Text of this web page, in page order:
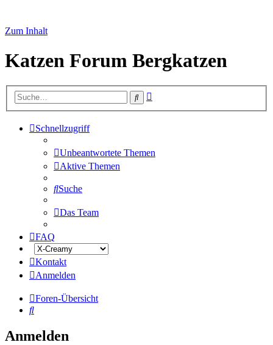
Zum Inhalt
Katzen Forum Bergkatzen
Suche
Schnellzugriff
Unbeantwortete Themen
Aktive Themen
Suche
Das Team
FAQ
Kontakt
Anmelden
Foren-Übersicht
Suche
Anmelden